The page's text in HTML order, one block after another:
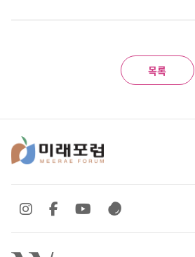
목록
SNS 바로가기
SNS 바로가기SNS 바로가기
SNS 바로가기